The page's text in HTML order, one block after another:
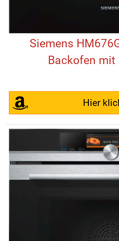
Siemens
Backofen
Hier